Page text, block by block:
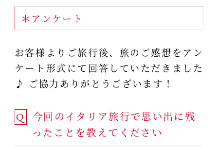
＊アンケート
お客様よりご旅行後、旅のご感想をアン
ケート形式にて回答していただきました
♪ ご協力ありがとうございます！
Q
今回のイタリア旅行で思い出に残
ったことを教えてください